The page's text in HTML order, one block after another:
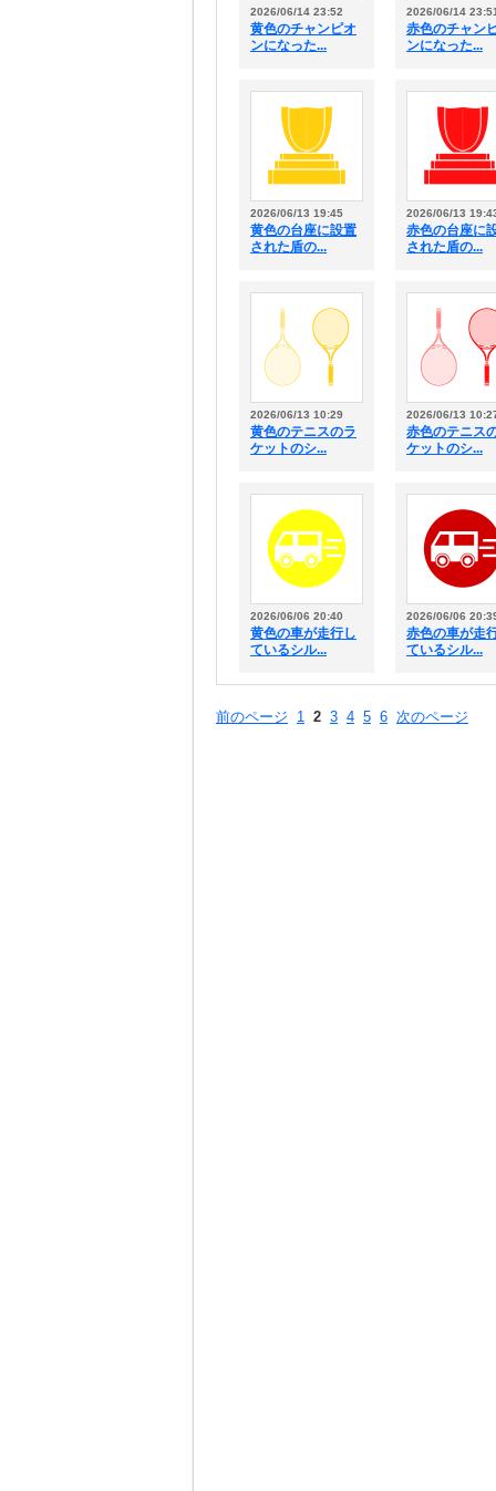
2026/06/14 23:52
黄色のチャンピオ
ンになった...
2026/06/14
赤色のチャン
ンになった...
2026/06/13 19:45
黄色の台座に設置
された盾の...
2026/06/13
赤色の台座に
された盾の...
2026/06/13 10:29
黄色のテニスのラ
ケットのシ...
2026/06/13
赤色のテニス
ケットのシ...
2026/06/06 20:40
黄色の車が走行し
ているシル...
2026/06/06
赤色の車が走
ているシル...
前のページ 1 2 3 4 5 6 次のページ